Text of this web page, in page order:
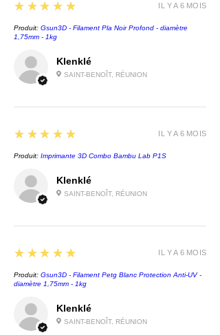
Klenklé
SAINT-BENOÎT, RÉUNION
5
★★★★★
Produit: Gsun3D - Filament Pla Noir Profond - diamètre
1,75mm - 1kg
IL Y A 6 MOIS
Klenklé
SAINT-BENOÎT, RÉUNION
5
★★★★★
Produit: Imprimante 3D Combo Bambu Lab P1S
IL Y A 6 MOIS
Klenklé
SAINT-BENOÎT, RÉUNION
5
★★★★★
Produit: Gsun3D - Filament Petg Blanc Protection Anti-UV -
diamètre 1,75mm - 1kg
IL Y A 6 MOIS